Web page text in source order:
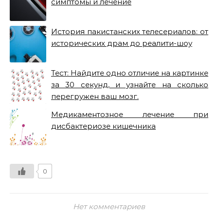
История пакистанских телесериалов: от
исторических драм до реалити-шоу
Тест: Найдите одно отличие на картинке
за 30 секунд, и узнайте на сколько
перегружен ваш мозг.
Медикаментозное лечение при
дисбактериозе кишечника
0
Нет комментариев